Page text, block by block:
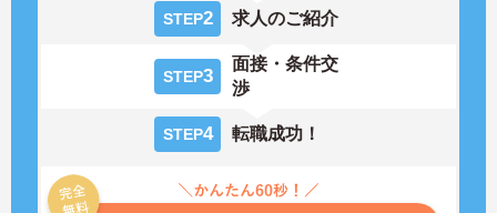
STEP2 求人のご紹介
STEP3
面接・条件交
渉
STEP4 転職成功！